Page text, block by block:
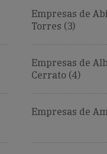
Empresas de
Torres (3)
Empresas de
Cerrato (4)
Empresas de